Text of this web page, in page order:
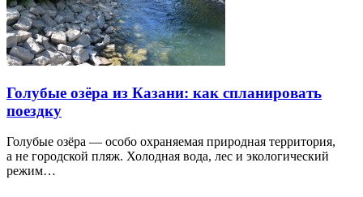
Голубые озёра из Казани: как спланировать
поездку
Голубые озёра — особо охраняемая природная территория,
а не городской пляж. Холодная вода, лес и экологический
режим…